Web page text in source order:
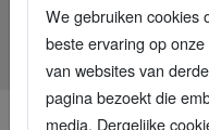
Nieuwsarchief
Wegenbouw krijgt
We gebruiken cookies
beste ervaring op
van websites van
pagina bezoekt die
media. Dergelijke